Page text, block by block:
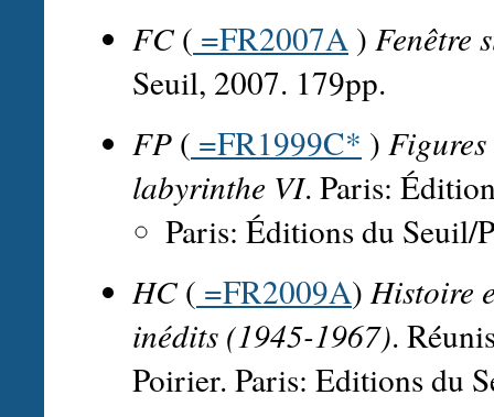
FC ( =FR2007A ) Fenêtre
Seuil, 2007. 179pp.
FP ( =FR1999C* )
labyrinthe VI. Paris:
Paris: Éditions du Seuil/
HC ( =FR2009A)Histoire
inédits (1945-1967).
Poirier. Paris: Editions du